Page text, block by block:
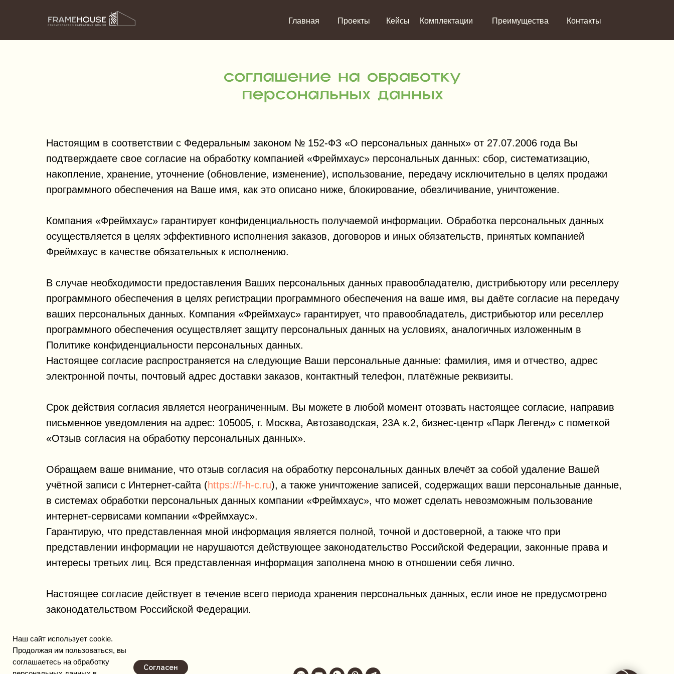
Проекты
Главная Кейсы Комплектации Преимущества Контакты
Настоящим в соответствии с Федеральным законом № 152-ФЗ «О персональных данных» от 27.07.2006 года Вы
подтверждаете свое согласие на обработку компанией «Фреймхаус» персональных данных: сбор, систематизацию,
накопление, хранение, уточнение (обновление, изменение), использование, передачу исключительно в целях продажи
программного обеспечения на Ваше имя, как это описано ниже, блокирование, обезличивание, уничтожение.
Компания «Фреймхаус» гарантирует конфиденциальность получаемой информации. Обработка персональных данных
осуществляется в целях эффективного исполнения заказов, договоров и иных обязательств, принятых компанией
Фреймхаус в качестве обязательных к исполнению.
В случае необходимости предоставления Ваших персональных данных правообладателю, дистрибьютору или реселлеру
программного обеспечения в целях регистрации программного обеспечения на ваше имя, вы даёте согласие на передачу
ваших персональных данных. Компания «Фреймхаус» гарантирует, что правообладатель, дистрибьютор или реселлер
программного обеспечения осуществляет защиту персональных данных на условиях, аналогичных изложенным в
Политике конфиденциальности персональных данных.
Настоящее согласие распространяется на следующие Ваши персональные данные: фамилия, имя и отчество, адрес
электронной почты, почтовый адрес доставки заказов, контактный телефон, платёжные реквизиты.
Срок действия согласия является неограниченным. Вы можете в любой момент отозвать настоящее согласие, направив
письменное уведомления на адрес: 105005, г. Москва, Автозаводская, 23А к.2, бизнес-центр «Парк Легенд» с пометкой
«Отзыв согласия на обработку персональных данных».
Обращаем ваше внимание, что отзыв согласия на обработку персональных данных влечёт за собой удаление Вашей
учётной записи с Интернет-сайта (https://f-h-c.ru), а также уничтожение записей, содержащих ваши персональные данные,
в системах обработки персональных данных компании «Фреймхаус», что может сделать невозможным пользование
интернет-сервисами компании «Фреймхаус».
Гарантирую, что представленная мной информация является полной, точной и достоверной, а также что при
представлении информации не нарушаются действующее законодательство Российской Федерации, законные права и
интересы третьих лиц. Вся представленная информация заполнена мною в отношении себя лично.
Настоящее согласие действует в течение всего периода хранения персональных данных, если иное не предусмотрено
законодательством Российской Федерации.
Политика конфиденциальности
Наш сайт использует cookie.
Продолжая им пользоваться, вы
соглашаетесь на обработку
Согласен